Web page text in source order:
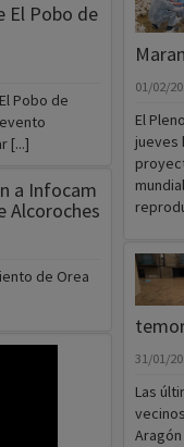
El Pobo de
Pobo de
[...]
a Infocam
Alcoroches
de Orea
01/02/
El
jueves
31/01/
Las